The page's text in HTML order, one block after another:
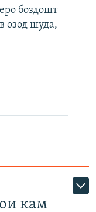
боздошт
озод шуда,
кам